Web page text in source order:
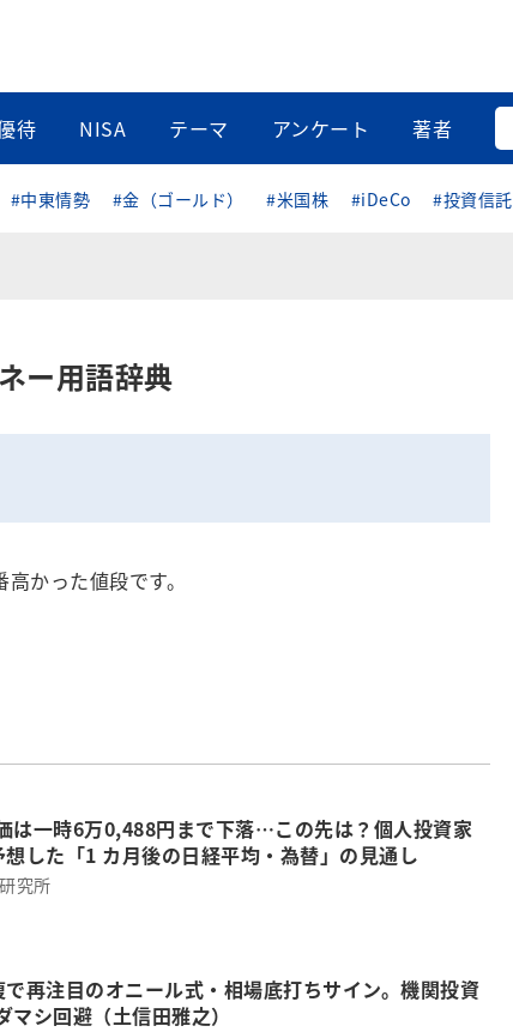
待 NISA テーマ アンケート 著者
#中東情勢 #金（ゴールド） #米国株 #iDeCo #投資信託
ー用語辞典
かった値段です。
は一時6万0,488円まで下落…この先は？個人投資家
した「1 カ月後の日経平均・為替」の見通し
究所
再注目のオニール式・相場底打ちサイン。機関投資
マシ回避（土信田雅之）